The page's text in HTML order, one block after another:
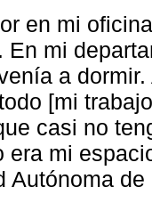
en mi
En mi
a
[mi
casi no
era mi
Autónoma de